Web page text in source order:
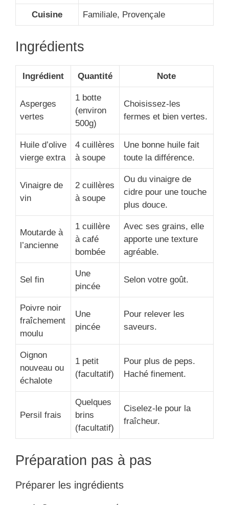
Cuisine Familiale, Provençale
Ingrédients
Ingrédient Quantité Note
Asperges
vertes
1 botte
(environ
500g)
Choisissez-les
fermes et bien vertes.
Huile d’olive
vierge extra
4 cuillères
à soupe
Une bonne huile fait
toute la différence.
Vinaigre de
vin
2 cuillères
à soupe
Ou du vinaigre de
cidre pour une touche
plus douce.
Moutarde à
l’ancienne
1 cuillère
à café
bombée
Avec ses grains, elle
apporte une texture
agréable.
Sel fin
Une
pincée
Selon votre goût.
Poivre noir
fraîchement
moulu
Une
pincée
Pour relever les
saveurs.
Oignon
nouveau ou
échalote
1 petit
(facultatif)
Pour plus de peps.
Haché finement.
Persil frais
Quelques
brins
(facultatif)
Ciselez-le pour la
fraîcheur.
Préparation pas à pas
Préparer les ingrédients